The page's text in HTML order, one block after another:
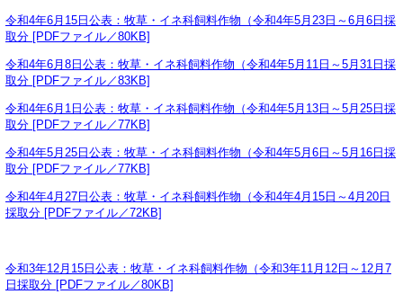
令和4年6月15日公表：牧草・イネ科飼料作物（令和4年5月23日～6月6日採
取分 [PDFファイル／80KB]
令和4年6月8日公表：牧草・イネ科飼料作物（令和4年5月11日～5月31日採
取分 [PDFファイル／83KB]
令和4年6月1日公表：牧草・イネ科飼料作物（令和4年5月13日～5月25日採
取分 [PDFファイル／77KB]
令和4年5月25日公表：牧草・イネ科飼料作物（令和4年5月6日～5月16日採
取分 [PDFファイル／77KB]
令和4年4月27日公表：牧草・イネ科飼料作物（令和4年4月15日～4月20日
採取分 [PDFファイル／72KB]
令和3年12月15日公表：牧草・イネ科飼料作物（令和3年11月12日～12月7
日採取分 [PDFファイル／80KB]